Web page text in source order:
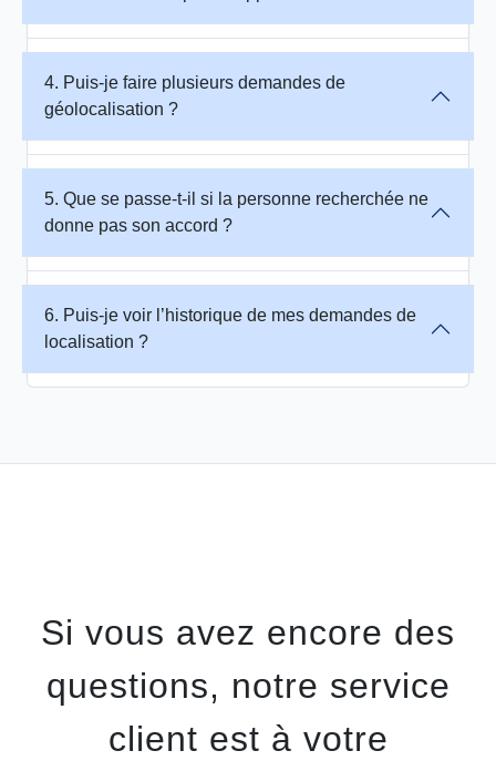
4. Puis-je faire plusieurs demandes de
géolocalisation ?
5. Que se passe-t-il si la personne recherchée ne
donne pas son accord ?
6. Puis-je voir l’historique de mes demandes de
localisation ?
Si vous avez encore des
questions, notre service
client est à votre